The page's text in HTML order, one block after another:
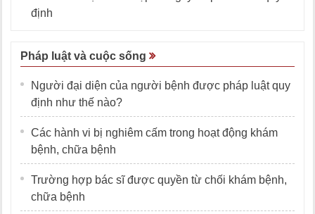
định
Pháp luật và cuộc sống
Người đại diện của người bệnh được pháp luật quy
định như thế nào?
Các hành vi bị nghiêm cấm trong hoạt động khám
bệnh, chữa bệnh
Trường hợp bác sĩ được quyền từ chối khám bệnh,
chữa bệnh